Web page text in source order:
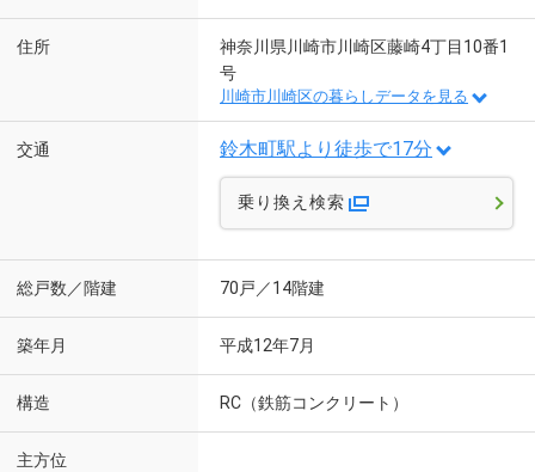
住所
神奈川県川崎市川崎区藤崎4丁目10番1
号
川崎市川崎区の暮らしデータを見る
交通 鈴木町駅より徒歩で17分
乗り換え検索
総戸数／階建 70戸／14階建
築年月 平成12年7月
構造 RC（鉄筋コンクリート）
主方位